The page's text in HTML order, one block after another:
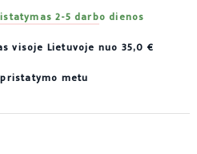
2-5 darbo dienos
visoje Lietuvoje nuo 35,0 €
metu